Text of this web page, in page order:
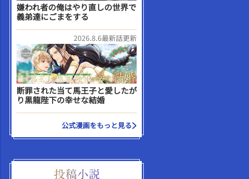
嫌われ者の俺はやり直しの世界で
義弟達にごまをする
2026.8.6最新話更新
断罪された当て馬王子と愛したが
り黒龍陛下の幸せな結婚
公式漫画をもっと見る